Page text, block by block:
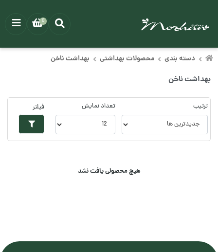
دسته بندی محصولات بهداشتی بهداشت ناخن
بهداشت ناخن
ترتیب تعداد نمایش فیلتر
هیچ محصولی یافت نشد
0